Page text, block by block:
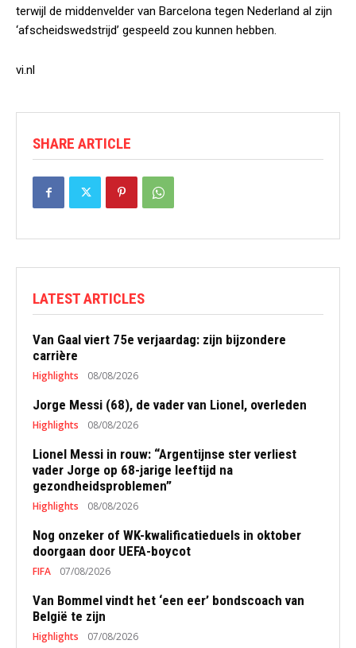
terwijl de middenvelder van Barcelona tegen Nederland al zijn
‘afscheidswedstrijd’ gespeeld zou kunnen hebben.
vi.nl
SHARE ARTICLE
LATEST ARTICLES
Van Gaal viert 75e verjaardag: zijn bijzondere
carrière
Highlights 08/08/2026
Jorge Messi (68), de vader van Lionel, overleden
Highlights 08/08/2026
Lionel Messi in rouw: “Argentijnse ster verliest
vader Jorge op 68-jarige leeftijd na
gezondheidsproblemen”
Highlights 08/08/2026
Nog onzeker of WK-kwalificatieduels in oktober
doorgaan door UEFA-boycot
FIFA 07/08/2026
Van Bommel vindt het ‘een eer’ bondscoach van
België te zijn
Highlights 07/08/2026